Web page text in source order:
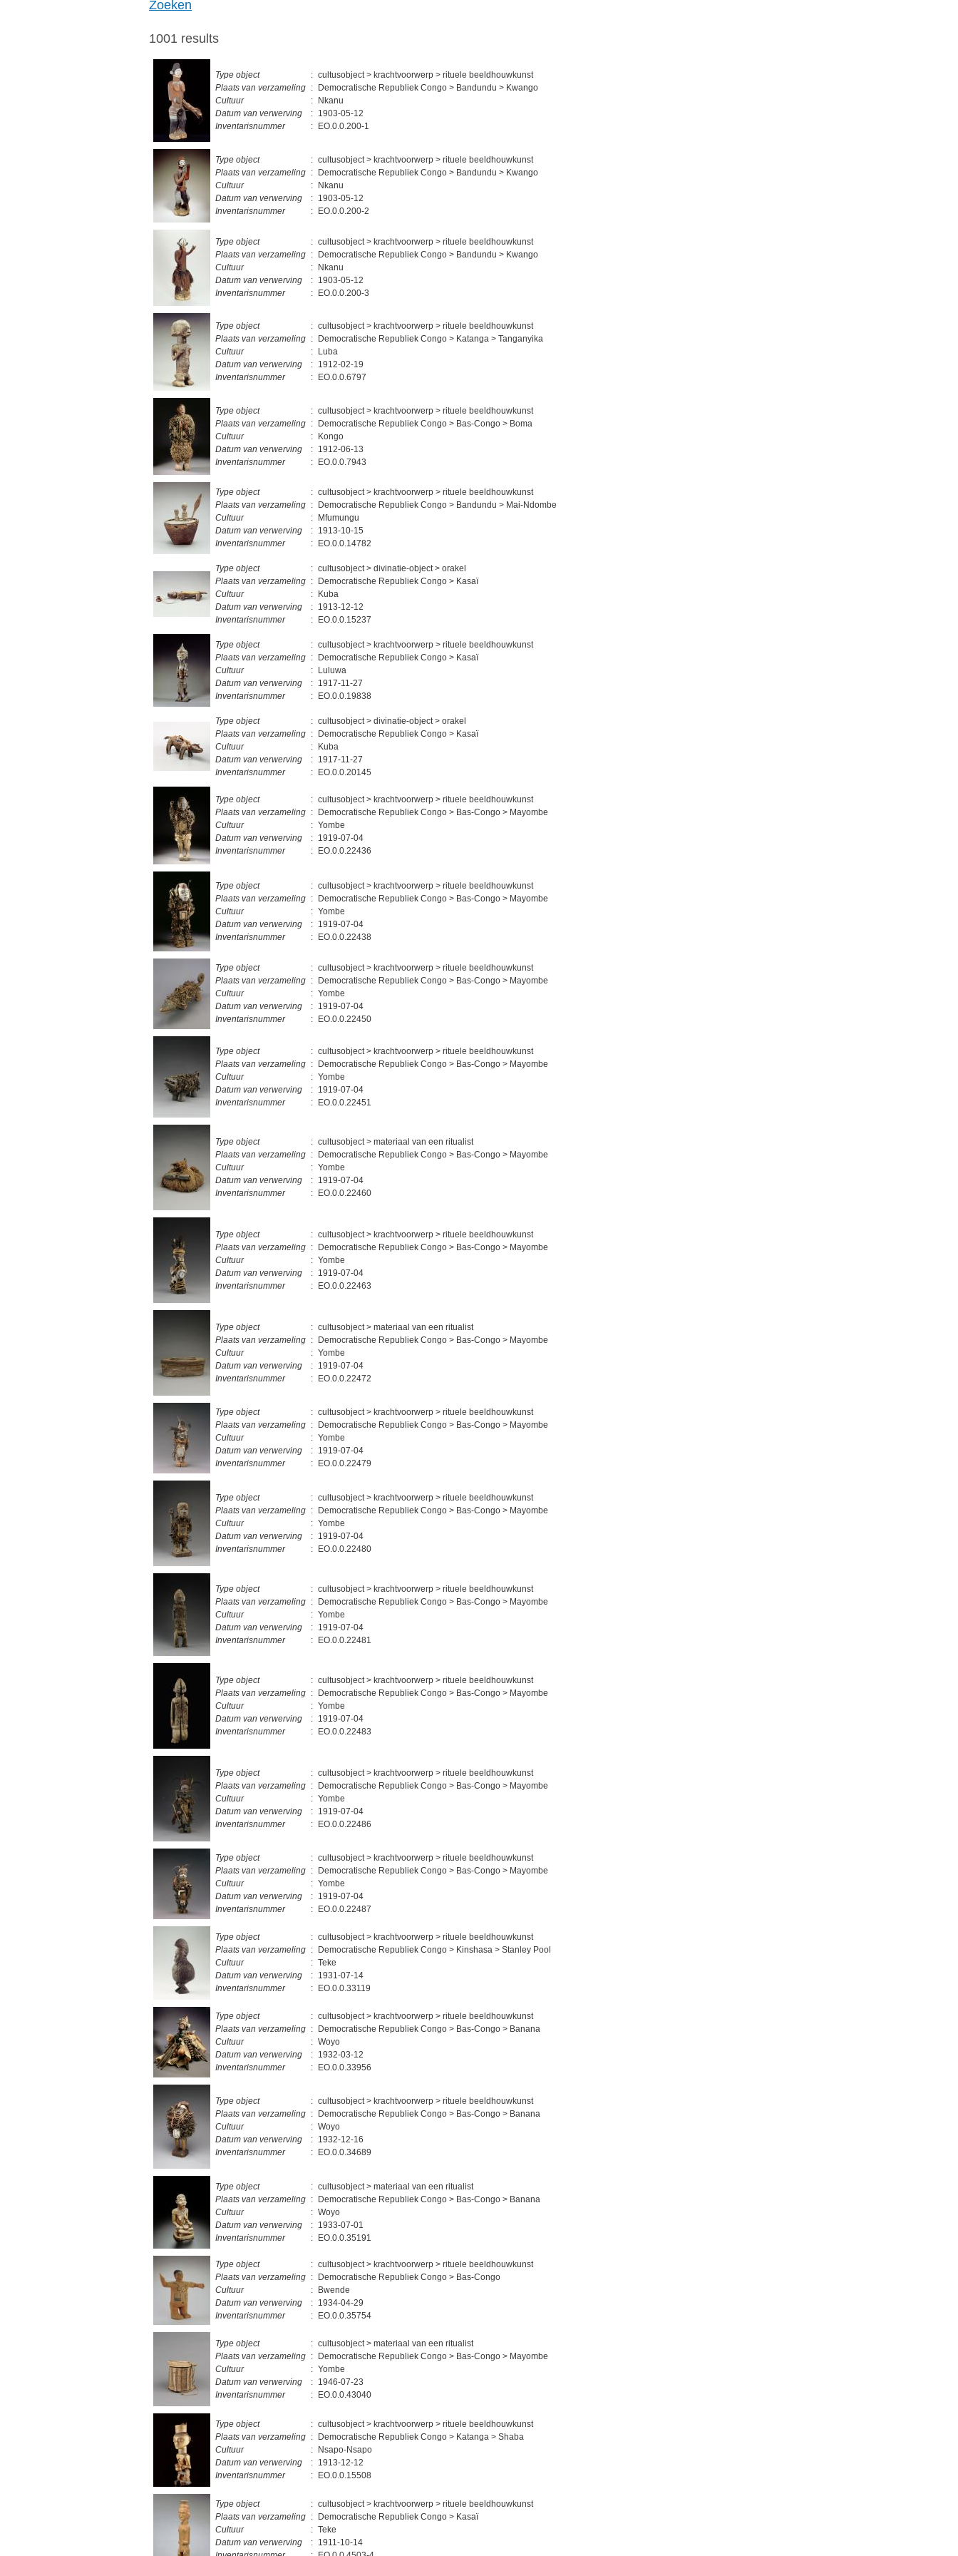
Zoeken
1001 results
Type object : cultusobject > krachtvoorwerp > rituele beeldhouwkunst
Plaats van verzameling : Democratische Republiek Congo > Bandundu > Kwango
Cultuur
: Nkanu
Datum van verwerving
: 1903-05-12
Inventarisnummer
: EO.0.0.200-1
Type object : cultusobject > krachtvoorwerp > rituele beeldhouwkunst
Plaats van verzameling : Democratische Republiek Congo > Bandundu > Kwango
Cultuur
: Nkanu
Datum van verwerving
: 1903-05-12
Inventarisnummer
: EO.0.0.200-2
Type object : cultusobject > krachtvoorwerp > rituele beeldhouwkunst
Plaats van verzameling : Democratische Republiek Congo > Bandundu > Kwango
Cultuur
: Nkanu
Datum van verwerving
: 1903-05-12
Inventarisnummer
: EO.0.0.200-3
Type object : cultusobject > krachtvoorwerp > rituele beeldhouwkunst
Plaats van verzameling : Democratische Republiek Congo > Katanga > Tanganyika
Cultuur
: Luba
Datum van verwerving
: 1912-02-19
Inventarisnummer
: EO.0.0.6797
Type object : cultusobject > krachtvoorwerp > rituele beeldhouwkunst
Plaats van verzameling : Democratische Republiek Congo > Bas-Congo > Boma
Cultuur
: Kongo
Datum van verwerving
: 1912-06-13
Inventarisnummer
: EO.0.0.7943
Type object : cultusobject > krachtvoorwerp > rituele beeldhouwkunst
Plaats van verzameling : Democratische Republiek Congo > Bandundu > Mai-Ndombe
Cultuur
: Mfumungu
Datum van verwerving
: 1913-10-15
Inventarisnummer
: EO.0.0.14782
Type object : cultusobject > divinatie-object > orakel
Plaats van verzameling : Democratische Republiek Congo > Kasaï
Cultuur
: Kuba
Datum van verwerving
: 1913-12-12
Inventarisnummer
: EO.0.0.15237
Type object : cultusobject > krachtvoorwerp > rituele beeldhouwkunst
Plaats van verzameling : Democratische Republiek Congo > Kasaï
Cultuur
: Luluwa
Datum van verwerving
: 1917-11-27
Inventarisnummer
: EO.0.0.19838
Type object : cultusobject > divinatie-object > orakel
Plaats van verzameling : Democratische Republiek Congo > Kasaï
Cultuur
: Kuba
Datum van verwerving
: 1917-11-27
Inventarisnummer
: EO.0.0.20145
Type object : cultusobject > krachtvoorwerp > rituele beeldhouwkunst
Plaats van verzameling : Democratische Republiek Congo > Bas-Congo > Mayombe
Cultuur
: Yombe
Datum van verwerving
: 1919-07-04
Inventarisnummer
: EO.0.0.22436
Type object : cultusobject > krachtvoorwerp > rituele beeldhouwkunst
Plaats van verzameling : Democratische Republiek Congo > Bas-Congo > Mayombe
Cultuur
: Yombe
Datum van verwerving
: 1919-07-04
Inventarisnummer
: EO.0.0.22438
Type object : cultusobject > krachtvoorwerp > rituele beeldhouwkunst
Plaats van verzameling : Democratische Republiek Congo > Bas-Congo > Mayombe
Cultuur
: Yombe
Datum van verwerving
: 1919-07-04
Inventarisnummer
: EO.0.0.22450
Type object : cultusobject > krachtvoorwerp > rituele beeldhouwkunst
Plaats van verzameling : Democratische Republiek Congo > Bas-Congo > Mayombe
Cultuur
: Yombe
Datum van verwerving
: 1919-07-04
Inventarisnummer
: EO.0.0.22451
Type object : cultusobject > materiaal van een ritualist
Plaats van verzameling : Democratische Republiek Congo > Bas-Congo > Mayombe
Cultuur
: Yombe
Datum van verwerving
: 1919-07-04
Inventarisnummer
: EO.0.0.22460
Type object : cultusobject > krachtvoorwerp > rituele beeldhouwkunst
Plaats van verzameling : Democratische Republiek Congo > Bas-Congo > Mayombe
Cultuur
: Yombe
Datum van verwerving
: 1919-07-04
Inventarisnummer
: EO.0.0.22463
Type object : cultusobject > materiaal van een ritualist
Plaats van verzameling : Democratische Republiek Congo > Bas-Congo > Mayombe
Cultuur
: Yombe
Datum van verwerving
: 1919-07-04
Inventarisnummer
: EO.0.0.22472
Type object : cultusobject > krachtvoorwerp > rituele beeldhouwkunst
Plaats van verzameling : Democratische Republiek Congo > Bas-Congo > Mayombe
Cultuur
: Yombe
Datum van verwerving
: 1919-07-04
Inventarisnummer
: EO.0.0.22479
Type object : cultusobject > krachtvoorwerp > rituele beeldhouwkunst
Plaats van verzameling : Democratische Republiek Congo > Bas-Congo > Mayombe
Cultuur
: Yombe
Datum van verwerving
: 1919-07-04
Inventarisnummer
: EO.0.0.22480
Type object : cultusobject > krachtvoorwerp > rituele beeldhouwkunst
Plaats van verzameling : Democratische Republiek Congo > Bas-Congo > Mayombe
Cultuur
: Yombe
Datum van verwerving
: 1919-07-04
Inventarisnummer
: EO.0.0.22481
Type object : cultusobject > krachtvoorwerp > rituele beeldhouwkunst
Plaats van verzameling : Democratische Republiek Congo > Bas-Congo > Mayombe
Cultuur
: Yombe
Datum van verwerving
: 1919-07-04
Inventarisnummer
: EO.0.0.22483
Type object : cultusobject > krachtvoorwerp > rituele beeldhouwkunst
Plaats van verzameling : Democratische Republiek Congo > Bas-Congo > Mayombe
Cultuur
: Yombe
Datum van verwerving
: 1919-07-04
Inventarisnummer
: EO.0.0.22486
Type object : cultusobject > krachtvoorwerp > rituele beeldhouwkunst
Plaats van verzameling : Democratische Republiek Congo > Bas-Congo > Mayombe
Cultuur
: Yombe
Datum van verwerving
: 1919-07-04
Inventarisnummer
: EO.0.0.22487
Type object : cultusobject > krachtvoorwerp > rituele beeldhouwkunst
Plaats van verzameling : Democratische Republiek Congo > Kinshasa > Stanley Pool
Cultuur
: Teke
Datum van verwerving
: 1931-07-14
Inventarisnummer
: EO.0.0.33119
Type object : cultusobject > krachtvoorwerp > rituele beeldhouwkunst
Plaats van verzameling : Democratische Republiek Congo > Bas-Congo > Banana
Cultuur
: Woyo
Datum van verwerving
: 1932-03-12
Inventarisnummer
: EO.0.0.33956
Type object : cultusobject > krachtvoorwerp > rituele beeldhouwkunst
Plaats van verzameling : Democratische Republiek Congo > Bas-Congo > Banana
Cultuur
: Woyo
Datum van verwerving
: 1932-12-16
Inventarisnummer
: EO.0.0.34689
Type object : cultusobject > materiaal van een ritualist
Plaats van verzameling : Democratische Republiek Congo > Bas-Congo > Banana
Cultuur
: Woyo
Datum van verwerving
: 1933-07-01
Inventarisnummer
: EO.0.0.35191
Type object : cultusobject > krachtvoorwerp > rituele beeldhouwkunst
Plaats van verzameling : Democratische Republiek Congo > Bas-Congo
Cultuur
: Bwende
Datum van verwerving
: 1934-04-29
Inventarisnummer
: EO.0.0.35754
Type object : cultusobject > materiaal van een ritualist
Plaats van verzameling : Democratische Republiek Congo > Bas-Congo > Mayombe
Cultuur
: Yombe
Datum van verwerving
: 1946-07-23
Inventarisnummer
: EO.0.0.43040
Type object : cultusobject > krachtvoorwerp > rituele beeldhouwkunst
Plaats van verzameling : Democratische Republiek Congo > Katanga > Shaba
Cultuur
: Nsapo-Nsapo
Datum van verwerving
: 1913-12-12
Inventarisnummer
: EO.0.0.15508
Type object : cultusobject > krachtvoorwerp > rituele beeldhouwkunst
Plaats van verzameling : Democratische Republiek Congo > Kasaï
Cultuur
: Teke
Datum van verwerving
: 1911-10-14